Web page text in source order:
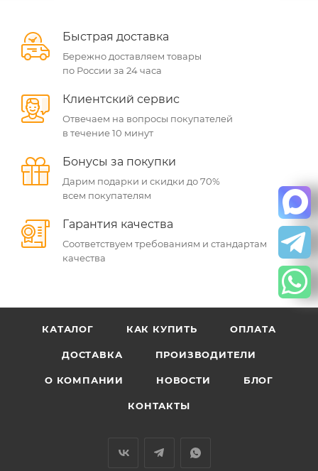
Быстрая доставка
Бережно доставляем товары
по России за 24 часа
Клиентский сервис
Отвечаем на вопросы покупателей
в течение 10 минут
Бонусы за покупки
Дарим подарки и скидки до 70%
всем покупателям
Гарантия качества
Соответствуем требованиям и стандартам
качества
КАТАЛОГ КАК КУПИТЬ ОПЛАТА
ДОСТАВКА ПРОИЗВОДИТЕЛИ
О КОМПАНИИ НОВОСТИ БЛОГ
КОНТАКТЫ